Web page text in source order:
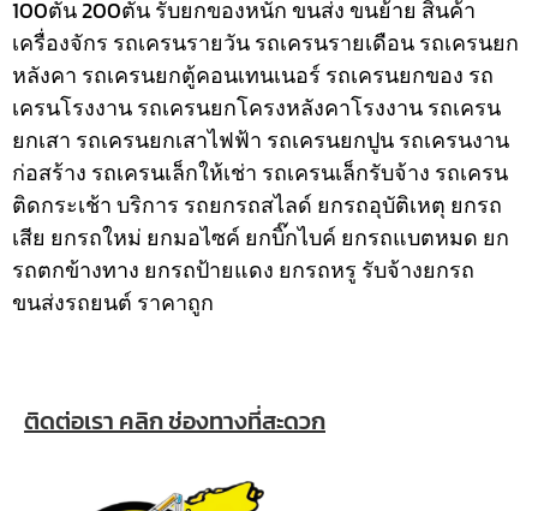
100ตัน 200ตัน รับยกของหนัก ขนส่ง ขนย้าย สินค้า
เครื่องจักร รถเครนรายวัน รถเครนรายเดือน รถเครนยก
หลังคา รถเครนยกตู้คอนเทนเนอร์ รถเครนยกของ รถ
เครนโรงงาน รถเครนยกโครงหลังคาโรงงาน รถเครน
ยกเสา รถเครนยกเสาไฟฟ้า รถเครนยกปูน รถเครนงาน
ก่อสร้าง รถเครนเล็กให้เช่า รถเครนเล็กรับจ้าง รถเครน
ติดกระเช้าบริการ รถยกรถสไลด์ ยกรถอุบัติเหตุ ยกรถ
เสีย ยกรถใหม่ ยกมอไซค์ ยกบิ๊กไบค์ ยกรถแบตหมด ยก
รถตกข้างทาง ยกรถป้ายแดง ยกรถหรู รับจ้างยกรถ
ขนส่งรถยนต์ ราคาถูก
ติดต่อเรา คลิก ช่องทางที่สะดวก